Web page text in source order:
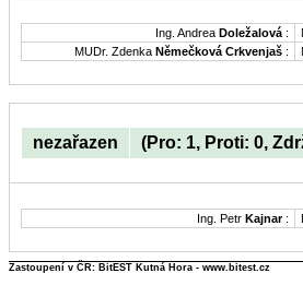
Ing. Andrea Doležalová :
MUDr. Zdenka Němečková Crkvenjaš :
nezařazen (Pro: 1, Proti: 0,
Ing. Petr Kajnar:
Zastoupení v ČR: BitEST Kutná Hora - www.bitest.cz